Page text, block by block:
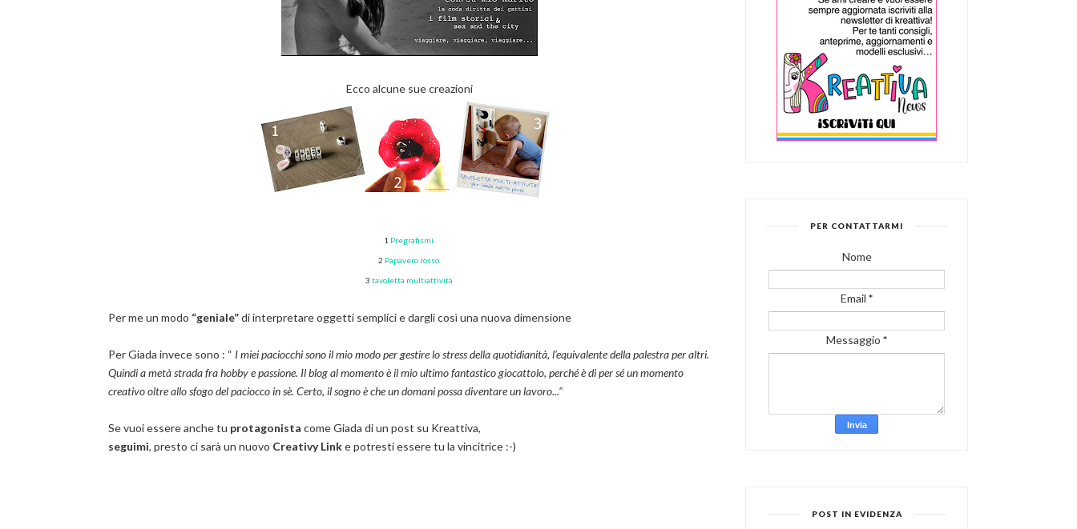
Ecco alcune sue creazioni
1 Pregrafismi
2 Papavero rosso
3 tavoletta multiattività
Per me un modo “geniale”di interpretare oggetti semplici e dargli così una nuova dimensione
Per Giada invece sono : “ I miei paciocchi sono il mio modo per gestire lo stress della quotidianità, l'equivalente della palestra per altri.
Quindi a metà strada fra hobby e passione. Il blog al momento è il mio ultimo fantastico giocattolo, perché è di per sé un momento
creativo oltre allo sfogo del paciocco in sè. Certo, il sogno è che un domani possa diventare un lavoro...”
Se vuoi essere anche tu protagonista come Giada di un post su Kreattiva,
seguimi, presto ci sarà un nuovo Creativy Linke potresti essere tu la vincitrice :-)
PER CONTATTARMI
Nome
Email*
Messaggio*
POST IN EVIDENZA